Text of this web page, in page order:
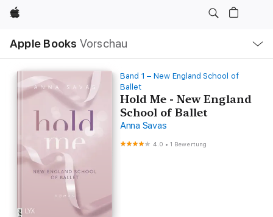
Apple
Apple Books Vorschau
Navigation
Menü
öffnen
Band 1 – New England School of
Ballet
Hold Me - New England
School of Ballet
Anna Savas
4.0 •1 Bewertung